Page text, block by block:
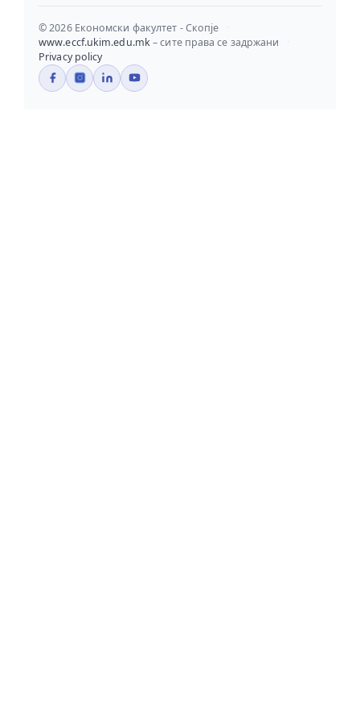
© 2026 Економски факултет - Скопје
www.eccf.ukim.edu.mk– сите права се задржани
Privacy policy